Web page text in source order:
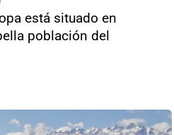
está situado en
población del